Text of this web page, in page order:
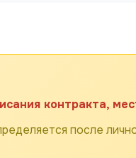
контракта,
после